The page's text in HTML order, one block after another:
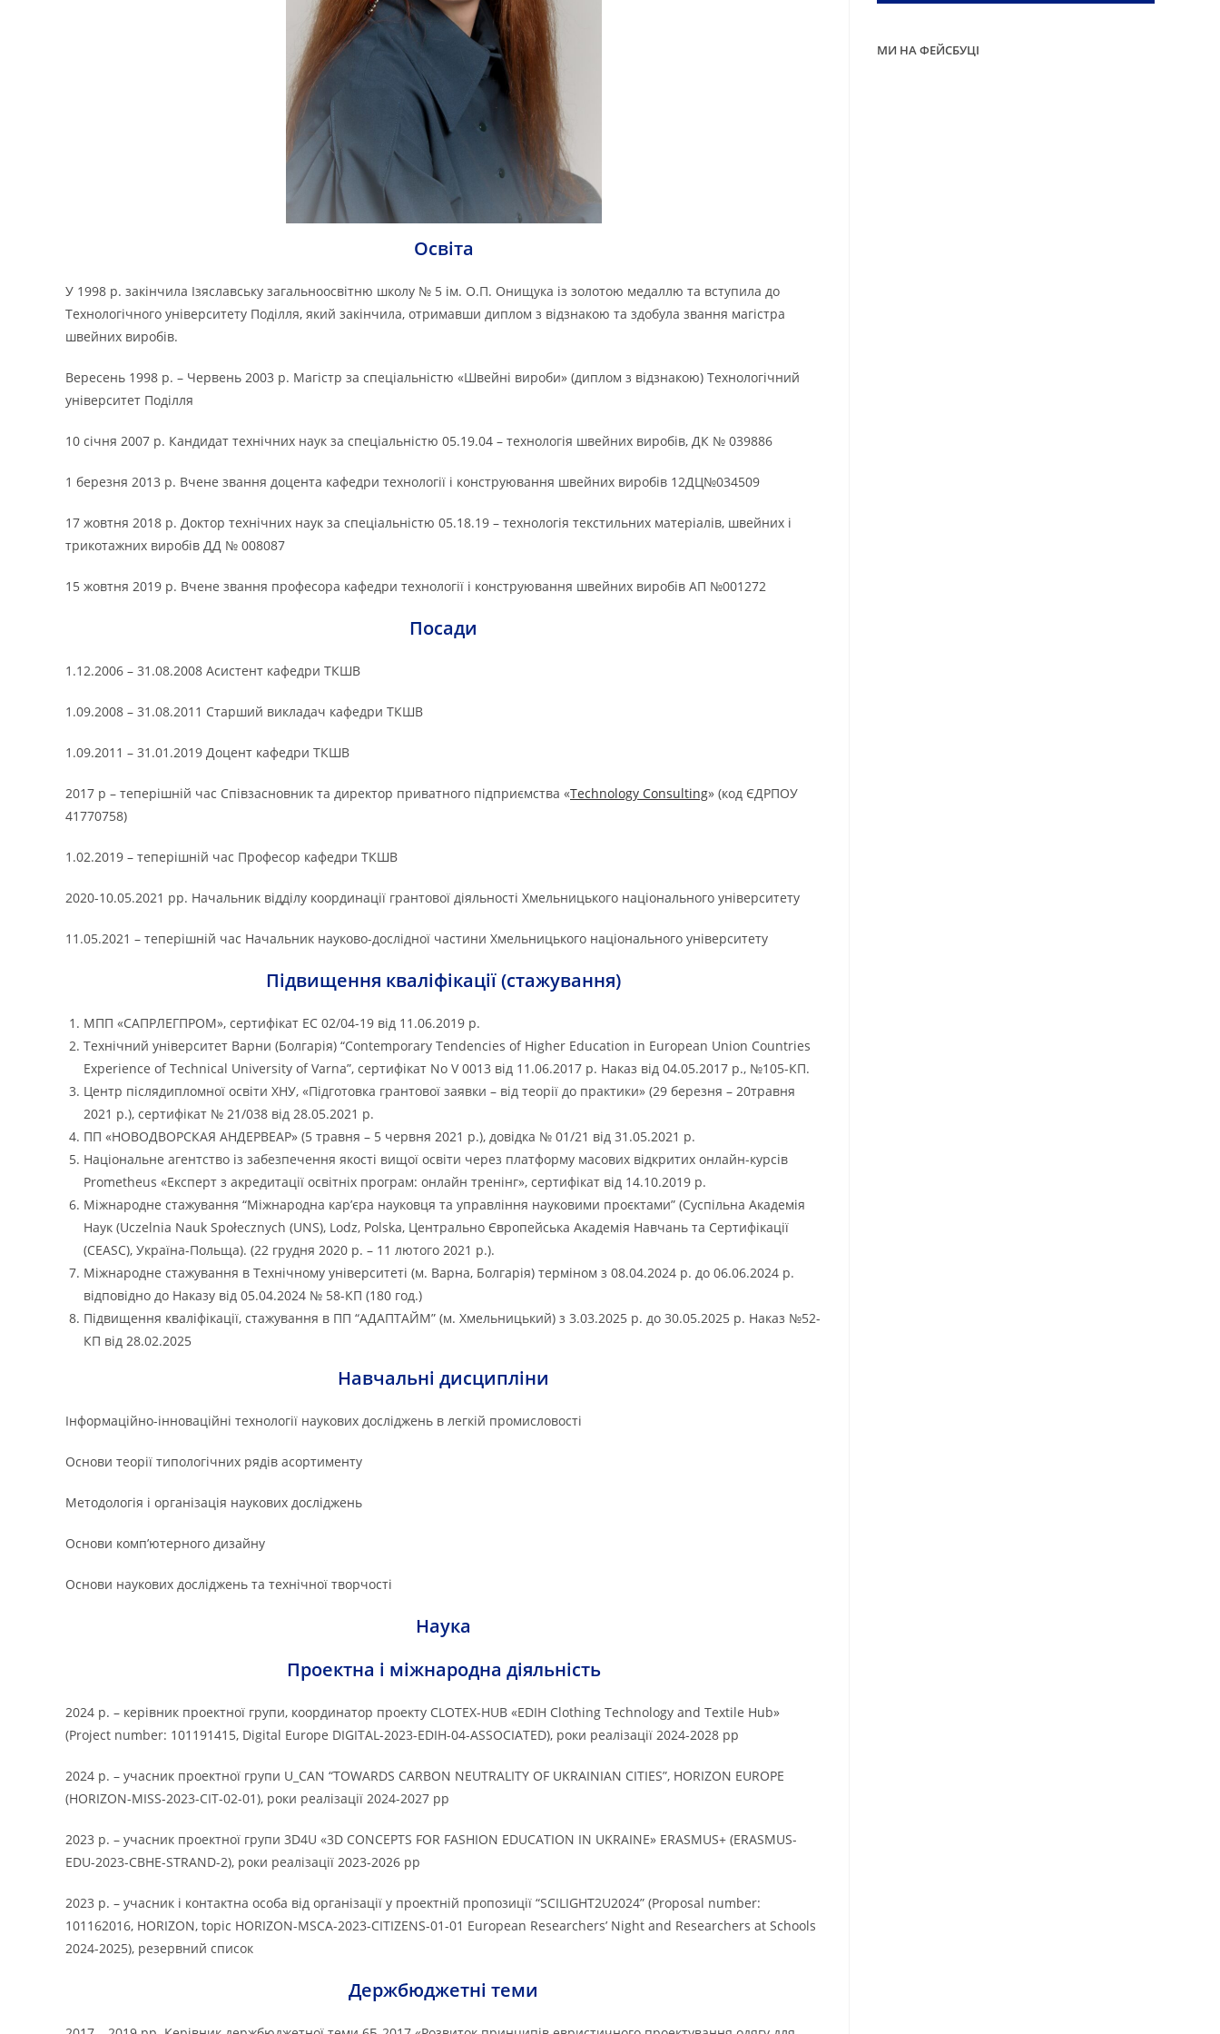
Освіта
У 1998 р. закінчила Ізяславську загальноосвітню школу № 5 ім. О.П. Онищука із золотою медаллю та вступила до
Технологічного університету Поділля, який закінчила, отримавши диплом з відзнакою та здобула звання магістра
швейних виробів.
Вересень 1998 р. – Червень 2003 р. Магістр за спеціальністю «Швейні вироби» (диплом з відзнакою) Технологічний
університет Поділля
10 січня 2007 р. Кандидат технічних наук за спеціальністю 05.19.04 – технологія швейних виробів, ДК № 039886
1 березня 2013 р. Вчене звання доцента кафедри технології і конструювання швейних виробів 12ДЦ№034509
17 жовтня 2018 р. Доктор технічних наук за спеціальністю 05.18.19 – технологія текстильних матеріалів, швейних і
трикотажних виробів ДД № 008087
15 жовтня 2019 р. Вчене звання професора кафедри технології і конструювання швейних виробів АП №001272
Посади
1.12.2006 – 31.08.2008 Асистент кафедри ТКШВ
1.09.2008 – 31.08.2011 Старший викладач кафедри ТКШВ
1.09.2011 – 31.01.2019 Доцент кафедри ТКШВ
2017 р – теперішній час Співзасновник та директор приватного підприємства «Technology Consulting» (код ЄДРПОУ
41770758)
1.02.2019 – теперішній час Професор кафедри ТКШВ
2020-10.05.2021 рр. Начальник відділу координації грантової діяльності Хмельницького національного університету
11.05.2021 – теперішній час Начальник науково-дослідної частини Хмельницького національного університету
Підвищення кваліфікації (стажування)
МПП «САПРЛЕГПРОМ», сертифікат ЕС 02/04-19 від 11.06.2019 р.
Технічний університет Варни (Болгарія) “Contemporary Tendencies of Higher Education in European Union Countries
Experience of Technical University of Varna”, сертифікат No V 0013 від 11.06.2017 р. Наказ від 04.05.2017 р., №105-КП.
Центр післядипломної освіти ХНУ, «Підготовка грантової заявки – від теорії до практики» (29 березня – 20травня
2021 р.), сертифікат № 21/038 від 28.05.2021 р.
ПП «НОВОДВОРСКАЯ АНДЕРВЕАР» (5 травня – 5 червня 2021 р.), довідка № 01/21 від 31.05.2021 р.
Національне агентство із забезпечення якості вищої освіти через платформу масових відкритих онлайн-курсів
Prometheus «Експерт з акредитації освітніх програм: онлайн тренінг», сертифікат від 14.10.2019 р.
Міжнародне стажування “Міжнародна кар’єра науковця та управління науковими проєктами” (Суспільна Академія
Наук (Uczelnia Nauk Społecznych (UNS), Lodz, Polska, Центрально Європейська Академія Навчань та Сертифікації
(CEASC), Україна-Польща). (22 грудня 2020 р. – 11 лютого 2021 р.).
Міжнародне стажування в Технічному університеті (м. Варна, Болгарія) терміном з 08.04.2024 р. до 06.06.2024 р.
відповідно до Наказу від 05.04.2024 № 58-КП (180 год.)
Підвищення кваліфікації, стажування в ПП “АДАПТАЙМ” (м. Хмельницький) з 3.03.2025 р. до 30.05.2025 р. Наказ №52-
КП від 28.02.2025
Навчальні дисципліни
Інформаційно-інноваційні технології наукових досліджень в легкій промисловості
Основи теорії типологічних рядів асортименту
Методологія і організація наукових досліджень
Основи комп’ютерного дизайну
Основи наукових досліджень та технічної творчості
Наука
Проектна і міжнародна діяльність
2024 р. – керівник проектної групи, координатор проекту CLOTEX-HUB «EDIH Clothing Technology and Textile Hub»
(Project number: 101191415, Digital Europe DIGITAL-2023-EDIH-04-ASSOCIATED), роки реалізації 2024-2028 рр
2024 р. – учасник проектної групи U_CAN “TOWARDS CARBON NEUTRALITY OF UKRAINIAN CITIES”, HORIZON EUROPE
(HORIZON-MISS-2023-CIT-02-01), роки реалізації 2024-2027 рр
2023 р. – учасник проектної групи 3D4U «3D CONCEPTS FOR FASHION EDUCATION IN UKRAINE» ERASMUS+ (ERASMUS-
EDU-2023-CBHE-STRAND-2), роки реалізації 2023-2026 рр
2023 р. – учасник і контактна особа від організації у проектній пропозиції “SCILIGHT2U2024” (Proposal number:
101162016, HORIZON, topic HORIZON-MSCA-2023-CITIZENS-01-01 European Researchers’ Night and Researchers at Schools
2024-2025), резервний список
Держбюджетні теми
МИ НА ФЕЙСБУЦІ